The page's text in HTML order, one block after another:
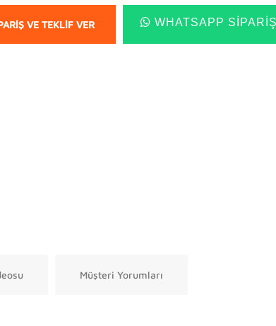
VE TEKLIF VER WHATSAPP SIPARIŞ
Müşteri Yorumları